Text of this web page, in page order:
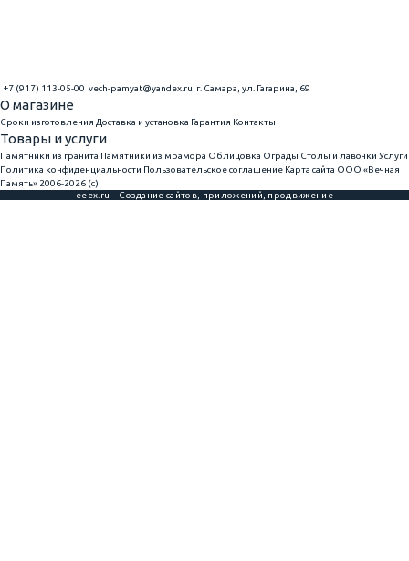
+7 (917) 113-05-00 vech-pamyat@yandex.ru г. Самара, ул. Гагарина, 69
О магазине
Сроки изготовления Доставка и установка Гарантия Контакты
Товары и услуги
Памятники из гранита Памятники из мрамора Облицовка Ограды Столы и лавочки Услуги
Политика конфиденциальности Пользовательское соглашение Карта сайта ООО «Вечная
Память» 2006-2026 (с)
eeex.ru – Создание сайтов, приложений, продвижение